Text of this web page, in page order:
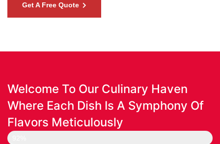
Get A Free Quote
Welcome To Our Culinary Haven
Where Each Dish Is A Symphony Of
Flavors Meticulously